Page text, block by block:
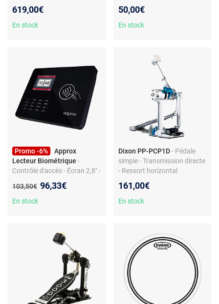
619,00€
En stock
50,00€
En stock
Promo -6%
Approx
Lecteur Biométrique -
Contrôle d'accès - Écran 2,8" -
Fiabilité élevée
Ancien prix :
103,50€ Nouveau prix :
96,33€
En stock
Dixon PP-PCP1D - Pédale
simple - Transmission directe
- Ressort horizontal
161,00€
En stock